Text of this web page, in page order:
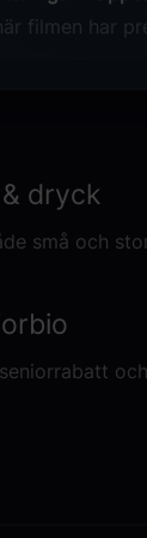
filmen har
dryck
små och